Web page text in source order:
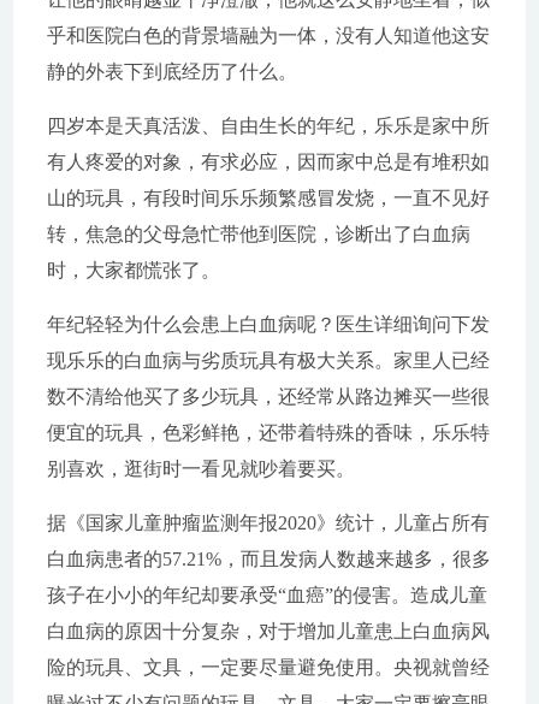
乎和医院白色的背景墙融为一体，没有人知道他这安
静的外表下到底经历了什么。
四岁本是天真活泼、自由生长的年纪，乐乐是家中所
有人疼爱的对象，有求必应，因而家中总是有堆积如
山的玩具，有段时间乐乐频繁感冒发烧，一直不见好
转，焦急的父母急忙带他到医院，诊断出了白血病
时，大家都慌张了。
年纪轻轻为什么会患上白血病呢？医生详细询问下发
现乐乐的白血病与劣质玩具有极大关系。家里人已经
数不清给他买了多少玩具，还经常从路边摊买一些很
便宜的玩具，色彩鲜艳，还带着特殊的香味，乐乐特
别喜欢，逛街时一看见就吵着要买。
据《国家儿童肿瘤监测年报2020》统计，儿童占所有
白血病患者的57.21%，而且发病人数越来越多，很多
孩子在小小的年纪却要承受“血癌”的侵害。造成儿童
白血病的原因十分复杂，对于增加儿童患上白血病风
险的玩具、文具，一定要尽量避免使用。央视就曾经